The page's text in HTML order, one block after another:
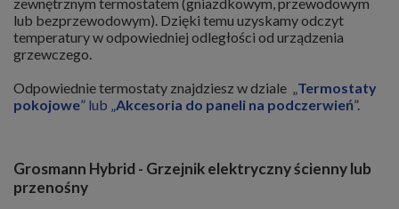
lub bezprzewodowym). Dzięki temu uzyskamy odczyt
temperatury w odpowiedniej odległości od urządzenia
grzewczego.
Odpowiednie termostaty znajdziesz w dziale „Termostaty
pokojowe” lub „Akcesoria do paneli na podczerwień”.
Grosmann Hybrid - Grzejnik elektryczny ścienny lub
przenośny